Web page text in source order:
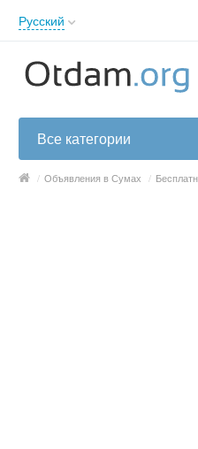
Русский
English
Русский
Українська
Все категории
/ Объявления в Сумах /